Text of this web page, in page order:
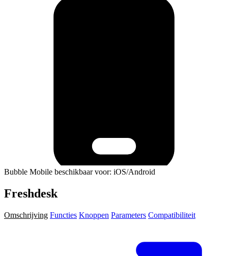
Bubble Mobile beschikbaar voor: iOS/Android
Freshdesk
Omschrijving Functies Knoppen Parameters Compatibiliteit